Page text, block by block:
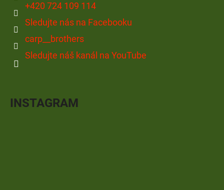
+420 724 109 114
Sledujte nás na Facebooku
carp__brothers
Sledujte náš kanál na YouTube
INSTAGRAM